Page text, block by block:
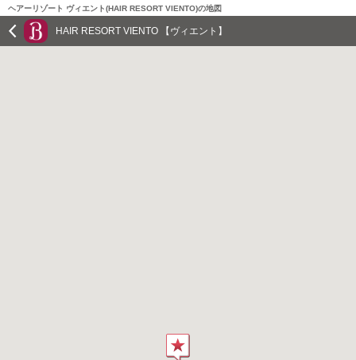
ヘアーリゾート ヴィエント(HAIR RESORT VIENTO)の地図
HAIR RESORT VIENTO 【ヴィエント】